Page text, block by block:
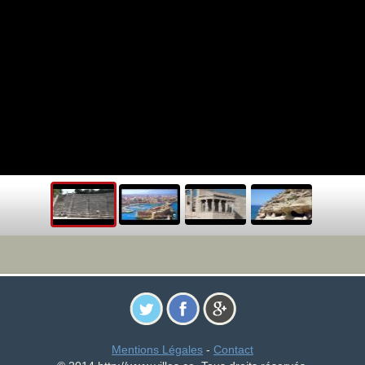
Mentions Légales - Contact